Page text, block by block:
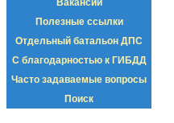
Вакансии
Полезные ссылки
Отдельный батальон ДПС
С благодарностью к ГИБДД
Часто задаваемые вопросы
Поиск